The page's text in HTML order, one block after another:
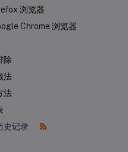
浏览器
Chrome 浏览器
除
法
法
史记录